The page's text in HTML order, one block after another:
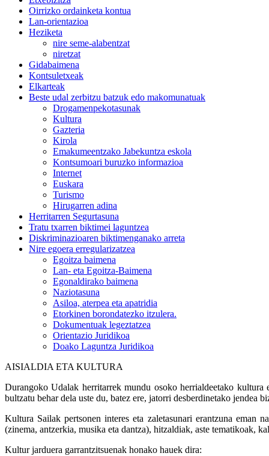
Oirrizko ordainketa kontua
Lan-orientazioa
Heziketa
nire seme-alabentzat
niretzat
Gidabaimena
Kontsuletxeak
Elkarteak
Beste udal zerbitzu batzuk edo makomunatuak
Drogamenpekotasunak
Kultura
Gazteria
Kirola
Emakumeentzako Jabekuntza eskola
Kontsumoari buruzko informazioa
Internet
Euskara
Turismo
Hirugarren adina
Herritarren Segurtasuna
Tratu txarren biktimei laguntzea
Diskriminazioaren biktimenganako arreta
Nire egoera erregularizatzea
Egoitza baimena
Lan- eta Egoitza-Baimena
Egonaldirako baimena
Naziotasuna
Asiloa, aterpea eta apatridia
Etorkinen borondatezko itzulera.
Dokumentuak legeztatzea
Orientazio Juridikoa
Doako Laguntza Juridikoa
AISIALDIA ETA KULTURA
Durangoko Udalak herritarrek mundu osoko herrialdeetako kultura
bultzatu behar dela uste du, batez ere, jatorri desberdinetako jendea
Kultura Sailak pertsonen interes eta zaletasunari erantzuna eman
(zinema, antzerkia, musika eta dantza), hitzaldiak, aste tematikoak,
Kultur jarduera garrantzitsuenak honako hauek dira: